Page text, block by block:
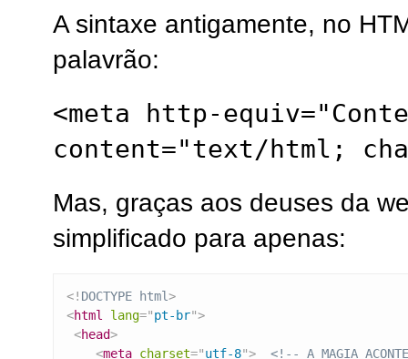
A sintaxe antigamente, no
palavrão:
<meta http-
content="text/html;
Mas, graças aos deuses da
simplificado para apenas:
<! DOCTYPE html>
<html lang="pt-br">
<head>
<meta charset="utf-8">
<!-- A MAGIA